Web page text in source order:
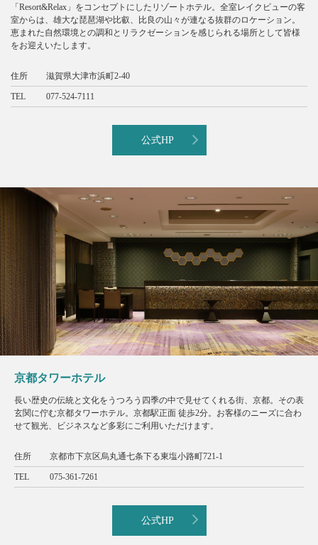
「Resort&Relax」をコンセプトにしたリゾートホテル。全室レイクビューの客
室からは、雄大な琵琶湖や比叡、比良の山々が連なる抜群のロケーション。
恵まれた自然環境との調和とリラクゼーションを感じられる場所として皆様
をお迎えいたします。
住所 滋賀県大津市浜町2-40
TEL 077-524-7111
公式HP
京都タワーホテル
長い歴史の伝統と文化をうつろう四季の中で見せてくれる街、京都。その表
玄関に佇む京都タワーホテル。京都駅正面 徒歩2分。お客様のニーズに合わ
せて観光、ビジネスなど多彩にご利用いただけます。
住所 京都市下京区烏丸通七条下る東塩小路町721-1
TEL 075-361-7261
公式HP